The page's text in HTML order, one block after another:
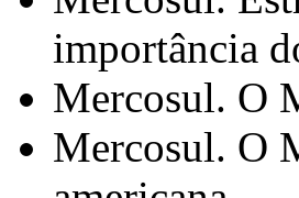
importância
Mercosul. O
Mercosul. O